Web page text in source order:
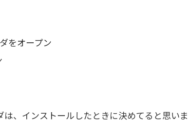
をオープン
、インストールしたときに決めてると思いま